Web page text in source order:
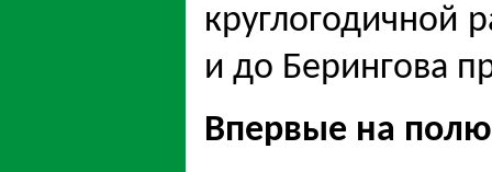
круглогодичной
и до Берингова
Впервые на